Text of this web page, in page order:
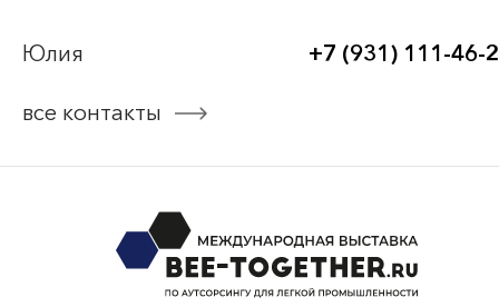
Юлия +7 (931) 111-46-
все контакты